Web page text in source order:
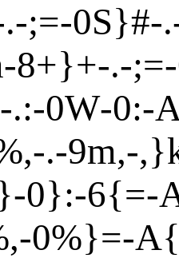
.-;=-0S}#-.
-8+}+-.-;=-
-.:-0W-0:-
,-.-9m,-,}
-0}:-6{=-
,-0%}=-A